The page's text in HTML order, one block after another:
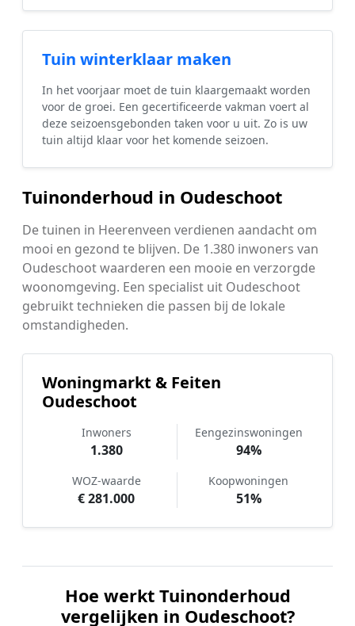
Tuin winterklaar maken
In het voorjaar moet de tuin klaargemaakt worden
voor de groei. Een gecertificeerde vakman voert al
deze seizoensgebonden taken voor u uit. Zo is uw
tuin altijd klaar voor het komende seizoen.
Tuinonderhoud in Oudeschoot
De tuinen in Heerenveen verdienen aandacht om
mooi en gezond te blijven. De 1.380 inwoners van
Oudeschoot waarderen een mooie en verzorgde
woonomgeving. Een specialist uit Oudeschoot
gebruikt technieken die passen bij de lokale
omstandigheden.
Woningmarkt & Feiten
Oudeschoot
Inwoners
1.380
Eengezinswoningen
94%
WOZ-waarde
€ 281.000
Koopwoningen
51%
Hoe werkt Tuinonderhoud
vergelijken in Oudeschoot?